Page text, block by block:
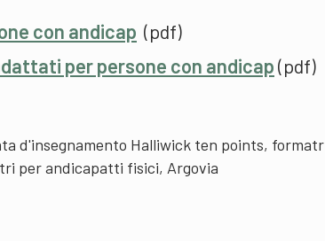
con andicap (pdf)
per persone con andicap(pdf)
d'insegnamento Halliwick ten points,
per andicapatti fisici, Argovia